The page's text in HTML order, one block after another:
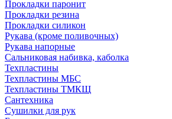
Прокладки паронит
Прокладки резина
Прокладки силикон
Рукава (кроме поливочных)
Рукава напорные
Сальниковая набивка, каболка
Техпластины
Техпластины МБС
Техпластины ТМКЩ
Сантехника
Сушилки для рук